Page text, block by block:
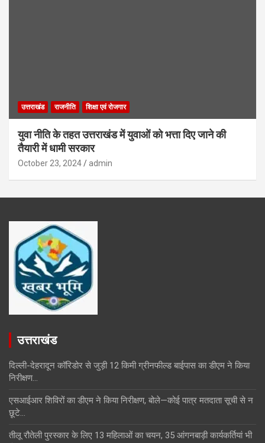
उत्तराखंड राजनीति शिक्षा एवं रोजगार
युवा नीति के तहत उत्तराखंड में युवाओं को भत्ता दिए जाने की
तैयारी में धामी सरकार
October 23, 2024 admin
उत्तराखंड
दिल्ली-देहरादून कॉरिडोर से जुड़ी 12 किमी ग्रीनफील्ड बाईपास का डीएम ने किया
निरीक्षण…
एसआईआर शिविरों का डीएम ने किया निरीक्षण, बोले—कोई पात्र मतदाता सूची से न
छूटे…
तीलू रौतेली पुरस्कार के लिए 13 महिलाओं का चयन, 35 आंगनबाड़ी कार्यकर्तियां भी